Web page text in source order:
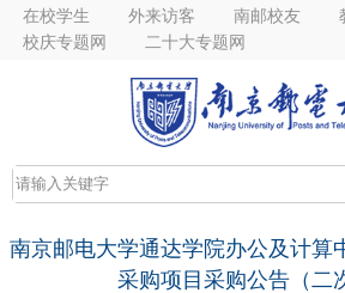
在校学生 外来访客 南邮校友
校庆专题网
二十大专题网
南京邮电大学通达学院办公及计算
采购项目采购公告（二